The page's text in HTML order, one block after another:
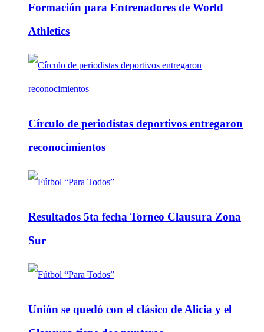
Formación para Entrenadores de World
Athletics
Círculo de periodistas deportivos entregaron
reconocimientos
Resultados 5ta fecha Torneo Clausura Zona
Sur
Unión se quedó con el clásico de Alicia y el